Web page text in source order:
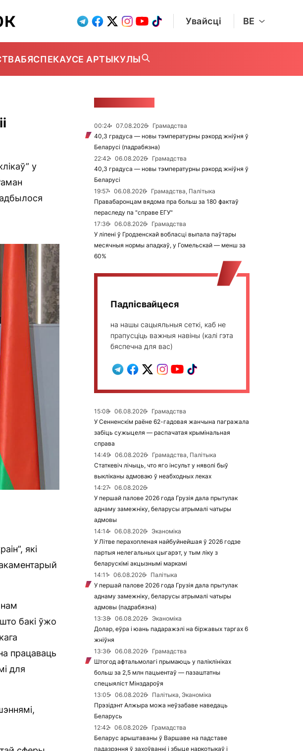
Увайсці BE
БЯСПЕКАУСЕ АРТЫКУЛЫ
у
які
бакі ўжо
працаваць
для
00:24 07.08.2026
Грамадства
40,3 градуса — новы тэмпературны рэкорд жніўня ў
Беларусі (падрабязна)
22:42
06.08.2026
Грамадства
40,3 градуса — новы тэмпературны рэкорд жніўня ў
Беларусі
19:57
06.08.2026
Грамадства, Палітыка
Правабаронцам вядома пра больш за 180 фактаў
пераследу па "справе ЕГУ"
17:36
06.08.2026
Грамадства
У ліпені ў Гродзенскай вобласці выпала паўтары
месячныя нормы ападкаў, у Гомельскай — менш за
60%
Падпісвайцеся
на нашы сацыяльныя сеткі, каб не
прапусціць важныя навіны (калі гэта
бяспечна для вас)
15:08 06.08.2026
Грамадства
У Сенненскім раёне 62-гадовая жанчына пагражала
забіць сужыцеля — распачатая крымінальная
справа
14:49
06.08.2026
Грамадства, Палітыка
Статкевіч лічыць, что яго інсульт у няволі быў
выкліканы адмоваю ў неабходных леках
14:27
06.08.2026
У першай палове 2026 года Грузія дала прытулак
аднаму замежніку, беларусы атрымалі чатыры
адмовы
14:14
06.08.2026
Эканоміка
У Літве перахопленая найбуйнейшая ў 2026 годзе
партыя нелегальных цыгарэт, у тым ліку з
беларускімі акцызнымі маркамі
14:11
06.08.2026
Палітыка
У першай палове 2026 года Грузія дала прытулак
аднаму замежніку, беларусы атрымалі чатыры
адмовы (падрабязна)
13:38
06.08.2026
Эканоміка
Долар, еўра і юань падаражэлі на біржавых таргах 6
жніўня
13:36
06.08.2026
Грамадства
Штогод афтальмолагі прымаюць у паліклініках
больш за 2,5 млн пацыентаў — пазаштатны
спецыяліст Мінздароўя
13:05
06.08.2026
Палітыка, Эканоміка
Прэзідэнт Алжыра можа неўзабаве наведаць
Беларусь
12:42
06.08.2026
Грамадства
Беларус арыштаваны ў Варшаве на падставе
падазрэння ў захоўванні і збыце наркотыкаў і